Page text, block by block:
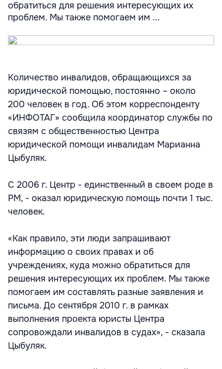
обратиться для решения интересующих их
проблем. Мы также помогаем им ...
Количество инвалидов, обращающихся за
юридической помощью, постоянно – около
200 человек в год. Об этом корреспонденту
«ИНФОТАГ» сообщила координатор службы по
связям с общественностью Центра
юридической помощи инвалидам Марианна
Цыбуляк.
С 2006 г. Центр - единственный в своем роде в
РМ, - оказал юридическую помощь почти 1 тыс.
человек.
«Как правило, эти люди запрашивают
информацию о своих правах и об
учреждениях, куда можно обратиться для
решения интересующих их проблем. Мы также
помогаем им составлять разные заявления и
письма. До сентября 2010 г. в рамках
выполнения проекта юристы Центра
сопровождали инвалидов в судах», - сказала
Цыбуляк.